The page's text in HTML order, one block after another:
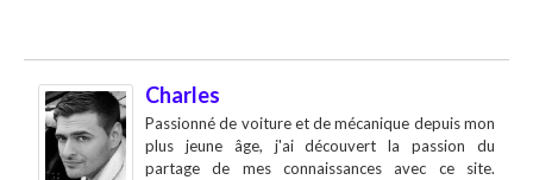
Charles
Passionné de voiture et de mécanique depuis mon
plus jeune âge, j'ai découvert la passion du
partage de mes connaissances avec ce site.